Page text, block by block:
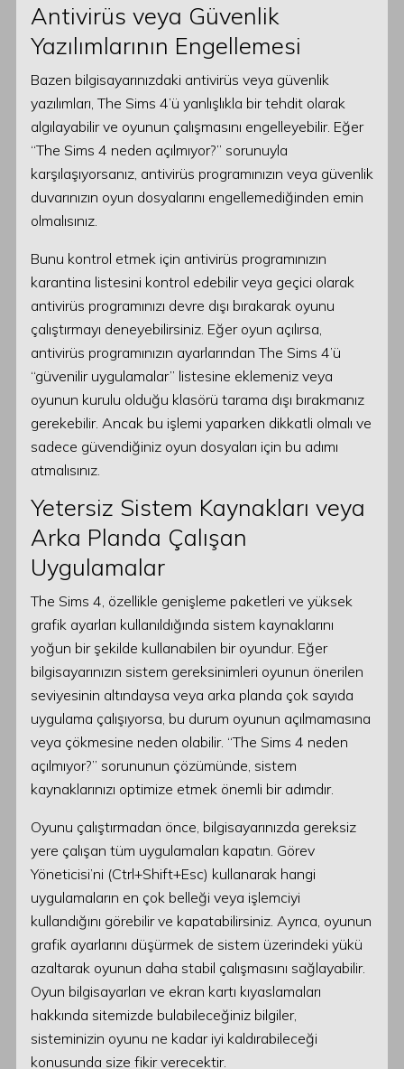
Antivirüs veya Güvenlik
Yazılımlarının Engellemesi
Bazen bilgisayarınızdaki antivirüs veya güvenlik
yazılımları, The Sims 4’ü yanlışlıkla bir tehdit olarak
algılayabilir ve oyunun çalışmasını engelleyebilir. Eğer
“The Sims 4 neden açılmıyor?” sorunuyla
karşılaşıyorsanız, antivirüs programınızın veya güvenlik
duvarınızın oyun dosyalarını engellemediğinden emin
olmalısınız.
Bunu kontrol etmek için antivirüs programınızın
karantina listesini kontrol edebilir veya geçici olarak
antivirüs programınızı devre dışı bırakarak oyunu
çalıştırmayı deneyebilirsiniz. Eğer oyun açılırsa,
antivirüs programınızın ayarlarından The Sims 4’ü
“güvenilir uygulamalar” listesine eklemeniz veya
oyunun kurulu olduğu klasörü tarama dışı bırakmanız
gerekebilir. Ancak bu işlemi yaparken dikkatli olmalı ve
sadece güvendiğiniz oyun dosyaları için bu adımı
atmalısınız.
Yetersiz Sistem Kaynakları veya
Arka Planda Çalışan
Uygulamalar
The Sims 4, özellikle genişleme paketleri ve yüksek
grafik ayarları kullanıldığında sistem kaynaklarını
yoğun bir şekilde kullanabilen bir oyundur. Eğer
bilgisayarınızın sistem gereksinimleri oyunun önerilen
seviyesinin altındaysa veya arka planda çok sayıda
uygulama çalışıyorsa, bu durum oyunun açılmamasına
veya çökmesine neden olabilir. “The Sims 4 neden
açılmıyor?” sorununun çözümünde, sistem
kaynaklarınızı optimize etmek önemli bir adımdır.
Oyunu çalıştırmadan önce, bilgisayarınızda gereksiz
yere çalışan tüm uygulamaları kapatın. Görev
Yöneticisi’ni (Ctrl+Shift+Esc) kullanarak hangi
uygulamaların en çok belleği veya işlemciyi
kullandığını görebilir ve kapatabilirsiniz. Ayrıca, oyunun
grafik ayarlarını düşürmek de sistem üzerindeki yükü
azaltarak oyunun daha stabil çalışmasını sağlayabilir.
Oyun bilgisayarları ve ekran kartı kıyaslamaları
hakkında sitemizde bulabileceğiniz bilgiler,
sisteminizin oyunu ne kadar iyi kaldırabileceği
konusunda size fikir verecektir.